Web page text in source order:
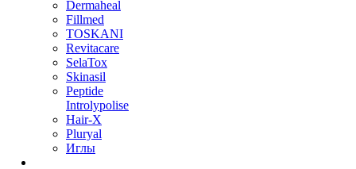
Dermaheal
Fillmed
TOSKANI
Revitacare
SelaTox
Skinasil
Peptide
Introlypolise
Hair-X
Pluryal
Иглы